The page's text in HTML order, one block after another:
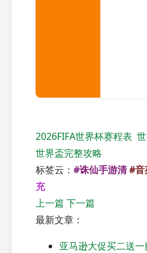
2026FIFA世界杯赛程表
世界盃完整攻略
标签云： #诛仙手游清#音
充
上一篇 下一篇
最新文章：
亚马逊大促买二送